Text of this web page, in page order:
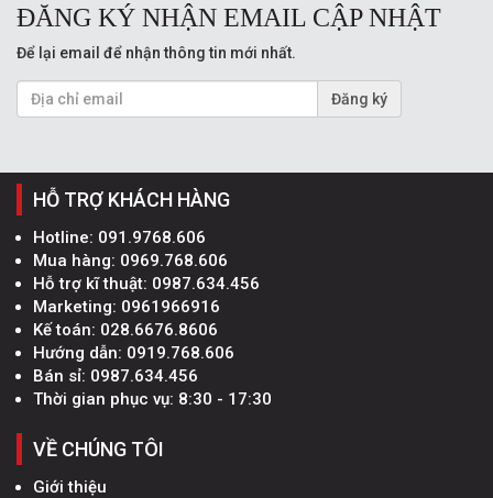
ĐĂNG KÝ NHẬN EMAIL CẬP NHẬT
Để lại email để nhận thông tin mới nhất.
Đăng ký
HỖ TRỢ KHÁCH HÀNG
Hotline: 091.9768.606
Mua hàng: 0969.768.606
Hỗ trợ kĩ thuật: 0987.634.456
Marketing: 0961966916
Kế toán: 028.6676.8606
Hướng dẫn: 0919.768.606
Bán sỉ: 0987.634.456
Thời gian phục vụ: 8:30 - 17:30
VỀ CHÚNG TÔI
Giới thiệu